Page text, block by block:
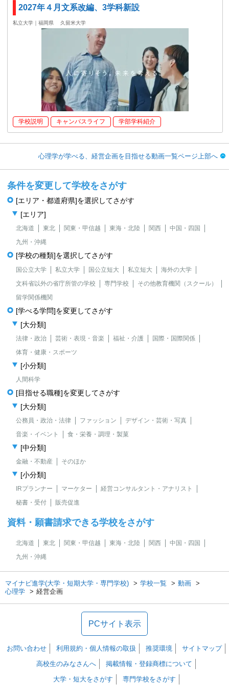
2027年４月文系改編、3学科新設
私立大学｜福岡県 久留米大学
学校説明 キャンパスライフ 学部学科紹介
心理学が学べる、経営企画を目指せる動画一覧ページ上部へ
条件を変更して学校をさがす
[エリア・都道府県]を選択してさがす
[エリア]
北海道 東北 関東・甲信越 東海・北陸 関西
中国・四国
九州・沖縄
[学校の種類]を選択してさがす
国公立大学 私立大学 国公立短大 私立短大
海外の大学
文科省以外の省庁所管の学校
専門学校
その他教育機関（スクール）
留学関係機関
[学べる学問]を変更してさがす
[大分類]
法律・政治 芸術・表現・音楽 福祉・介護
国際・国際関係
体育・健康・スポーツ
[小分類]
人間科学
[目指せる職種]を変更してさがす
[大分類]
公務員・政治・法律 ファッション
デザイン・芸術・写真
音楽・イベント
食・栄養・調理・製菓
[中分類]
金融・不動産 そのほか
[小分類]
IRプランナー マーケター
経営コンサルタント・アナリスト
秘書・受付
販売促進
資料・願書請求できる学校をさがす
北海道 東北 関東・甲信越 東海・北陸 関西
中国・四国
九州・沖縄
マイナビ進学(大学・短期大学・専門学校) 学校一覧
動画
心理学
経営企画
PCサイト表示
お問い合わせ 利用規約・個人情報の取扱 推奨環境
サイトマップ
高校生のみなさんへ
掲載情報・登録商標について
大学・短大をさがす
専門学校をさがす